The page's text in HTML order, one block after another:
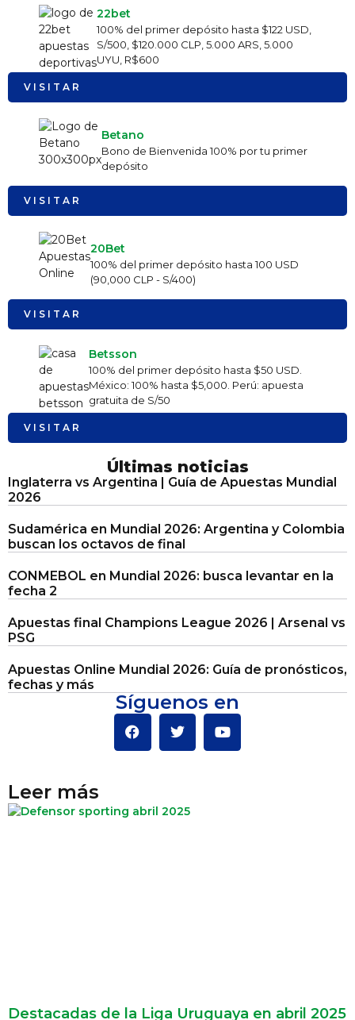
22bet
100% del primer depósito hasta $122 USD,
S/500, $120.000 CLP, 5.000 ARS, 5.000
UYU, R$600
VISITAR
Betano
Bono de Bienvenida 100% por tu primer
depósito
VISITAR
20Bet
100% del primer depósito hasta 100 USD
(90,000 CLP - S/400)
VISITAR
Betsson
100% del primer depósito hasta $50 USD.
México: 100% hasta $5,000. Perú: apuesta
gratuita de S/50
VISITAR
Últimas noticias
Inglaterra vs Argentina | Guía de Apuestas Mundial
2026
Sudamérica en Mundial 2026: Argentina y Colombia
buscan los octavos de final
CONMEBOL en Mundial 2026: busca levantar en la
fecha 2
Apuestas final Champions League 2026 | Arsenal vs
PSG
Apuestas Online Mundial 2026: Guía de pronósticos,
fechas y más
Síguenos en
Leer más
Destacadas de la Liga Uruguaya en abril 2025